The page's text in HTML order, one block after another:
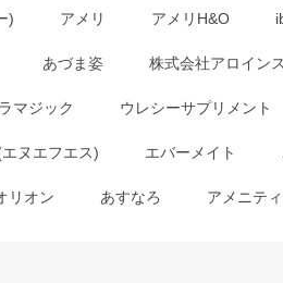
) アメリ アメリH&O
あづま姿 株式会社アロイン
マジック ウレシーサプリメント
ヌエフエス) エバーメイト
リオン あすなろ アメニテ